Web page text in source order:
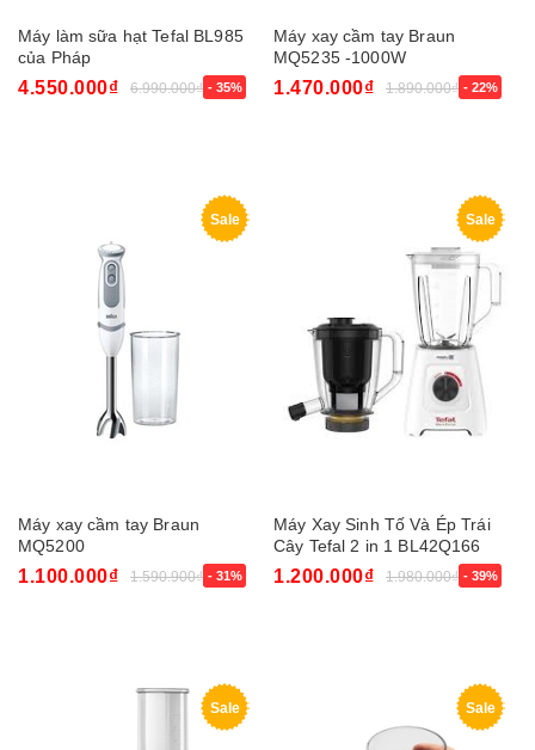
Máy làm sữa hạt Tefal BL985
của Pháp
4.550.000₫ 6.990.000₫ - 35%
Máy xay cầm tay Braun
MQ5235 -1000W
1.470.000₫ 1.890.000₫ - 22%
Sale
Máy xay cầm tay Braun
MQ5200
1.100.000₫ 1.590.900₫ - 31%
Sale
Máy Xay Sinh Tố Và Ép Trái
Cây Tefal 2 in 1 BL42Q166
600W
1.200.000₫ 1.980.000₫ - 39%
Sale Sale